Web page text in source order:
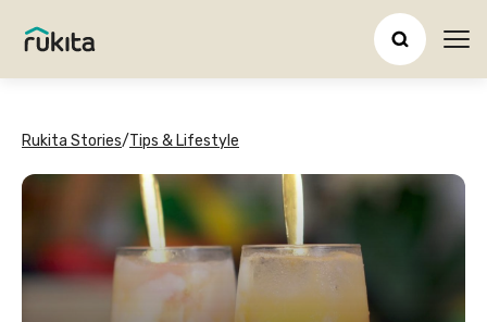
Rukita Stories/Tips & Lifestyle